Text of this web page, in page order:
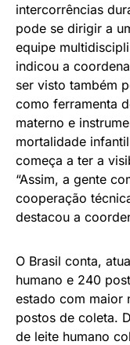
intercorrências
pode se dirigir a
equipe
indicou a
ser visto também
como ferramenta
materno e
mortalidade
começa a ter a
“Assim, a gente
cooperação
destacou a
O Brasil conta,
humano e 240
estado com maior
postos de coleta.
de leite humano